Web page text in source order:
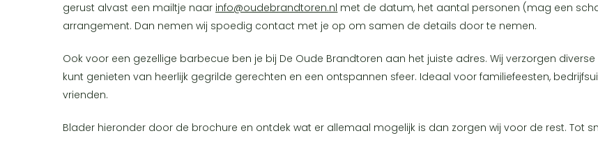
gerust alvast een mailtje naar info@oudebrandtoren.nl met de datum, het aantal personen (mag een
arrangement. Dan nemen wij spoedig contact met je op om samen de details door te nemen.
Ook voor een gezellige barbecue ben je bij De Oude Brandtoren aan het juiste adres. Wij verzorgen
kunt genieten van heerlijk gegrilde gerechten en een ontspannen sfeer. Ideaal voor familiefeesten,
vrienden.
Blader hieronder door de brochure en ontdek wat er allemaal mogelijk is dan zorgen wij voor de rest. Tot